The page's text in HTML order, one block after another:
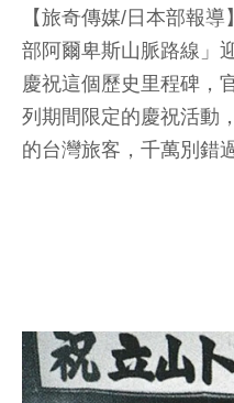
【旅奇傳媒/日本部報
部阿爾卑斯山脈路線」
慶祝這個歷史里程碑，
列期間限定的慶祝活動
的台灣旅客，千萬別錯